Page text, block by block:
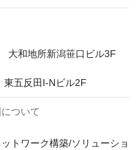
和地所新潟笹口ビル3F
五反田I-Nビル2F
ついて
トワーク構築/ソリューショ